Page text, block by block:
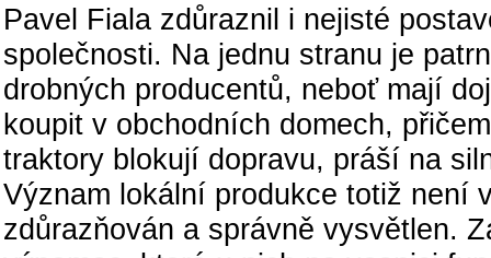
Pavel Fiala zdůraznil i nejisté
společnosti. Na jednu stranu je
drobných producentů, neboť mají
koupit v obchodních domech,
traktory blokují dopravu, práší na
Význam lokální produkce totiž není
zdůrazňován a správně vysvětlen.